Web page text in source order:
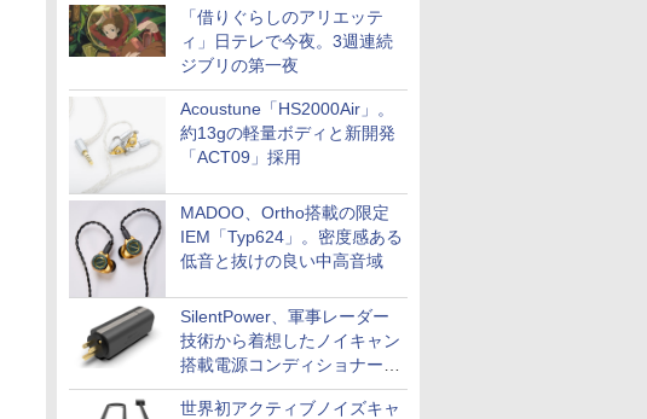
「借りぐらしのアリエッテ
ィ」日テレで今夜。3週連続
ジブリの第一夜
Acoustune「HS2000Air」。
約13gの軽量ボディと新開発
「ACT09」採用
MADOO、Ortho搭載の限定
IEM「Typ624」。密度感ある
低音と抜けの良い中高音域
SilentPower、軍事レーダー
技術から着想したノイキャン
搭載電源コンディショナー
「AC iPurifier2」
世界初アクティブノイズキャ